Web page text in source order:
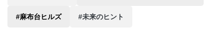
#麻布台ヒルズ #未来のヒント